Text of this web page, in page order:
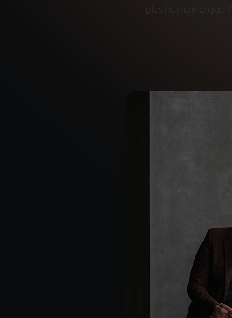
plus humaine que